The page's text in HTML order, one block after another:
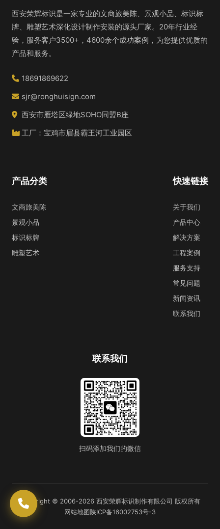
西安荣辉标识是一家专业的文商旅美陈、景观小品、标识标
牌、雕塑艺术深化设计制作安装的源头厂家。20年行业经
验，服务客户3500+，4600余个成功案例，为您提供优质的
产品和服务。
18691869622
sjr@ronghuisign.com
西安市雁塔区绿地SOHO同盟B座
工厂：宝鸡市眉县霸王河工业园区
快速链接
关于我们
产品中心
解决方案
工程案例
服务支持
常见问题
新闻资讯
联系我们
产品分类
文商旅美陈
景观小品
标识标牌
雕塑艺术
联系我们
扫码添加我们的微信
Copyright © 2006-2026 西安荣辉标识制作有限公司 版权所有
网站地图陕ICP备16002753号-3